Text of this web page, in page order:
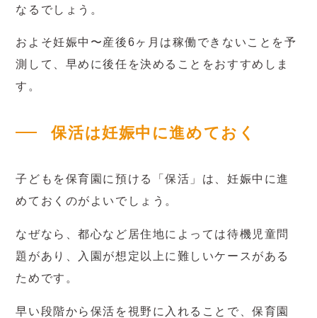
なるでしょう。
およそ妊娠中〜産後6ヶ月は稼働できないことを予
測して、早めに後任を決めることをおすすめしま
す。
保活は妊娠中に進めておく
子どもを保育園に預ける「保活」は、妊娠中に進
めておくのがよいでしょう。
なぜなら、都心など居住地によっては待機児童問
題があり、入園が想定以上に難しいケースがある
ためです。
早い段階から保活を視野に入れることで、保育園